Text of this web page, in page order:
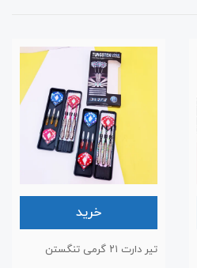
خرید
تیر دارت ۲۱ گرمی تنگستن